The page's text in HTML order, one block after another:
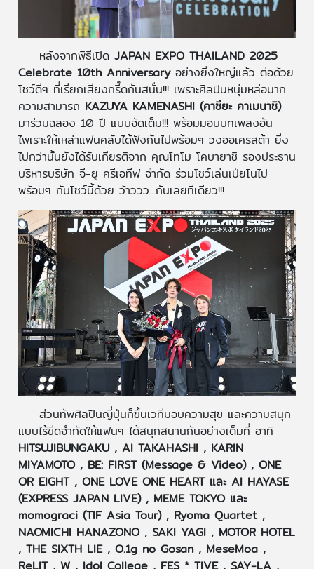
หลังจากพิธีเปิด JAPAN EXPO THAILAND 2025
Celebrate 10th Anniversary อย่างยิ่งใหญ่แล้ว ต่อด้วย
โชว์ดีๆ ที่เรียกเสียงกรี๊ดกันสนั่น!!! เพราะศิลปินหนุ่มหล่อมาก
ความสามารถ KAZUYA KAMENASHI (คาซึยะ คาเมนาชิ)
มาร่วมฉลอง 10 ปี แบบจัดเต็ม!!! พร้อมมอบบทเพลงอัน
ไพเราะให้เหล่าแฟนคลับได้ฟังกันไปพร้อมๆ วงออเครสต้า ยิ่ง
ไปกว่านั้นยังได้รับเกียรติจาก คุณโทโม โคบายาชิ รองประธาน
บริหารบริษัท จี-ยู ครีเอทีฟ จำกัด ร่วมโชว์เล่นเปียโนไป
พร้อมๆ กับโชว์นี้ด้วย ว้าววว...กันเลยทีเดียว!!!
ส่วนทัพศิลปินญี่ปุ่นก็ขึ้นเวทีมอบความสุข และความสนุก
แบบไร้ขีดจำกัดให้แฟนๆ ได้สนุกสนานกันอย่างเต็มที่ อาทิ
HITSUJIBUNGAKU , AI TAKAHASHI , KARIN
MIYAMOTO , BE: FIRST (Message & Video) , ONE
OR EIGHT , ONE LOVE ONE HEART และ AI HAYASE
(EXPRESS JAPAN LIVE) , MEME TOKYO และ
momograci (TIF Asia Tour) , Ryoma Quartet ,
NAOMICHI HANAZONO , SAKI YAGI , MOTOR HOTEL
, THE SIXTH LIE , O.1g no Gosan , MeseMoa ,